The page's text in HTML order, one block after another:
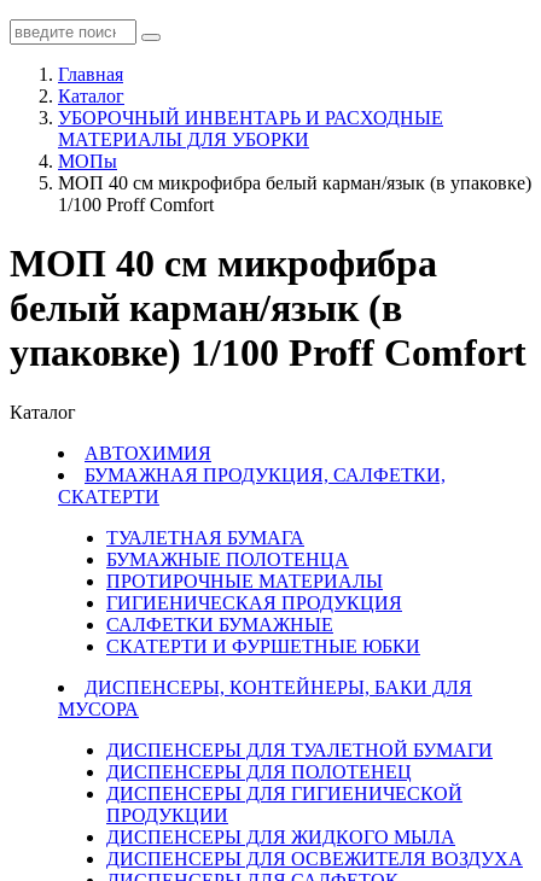
Главная
Каталог
УБОРОЧНЫЙ ИНВЕНТАРЬ И РАСХОДНЫЕ
МАТЕРИАЛЫ ДЛЯ УБОРКИ
МОПы
МОП 40 см микрофибра белый карман/язык (в упаковке)
1/100 Proff Comfort
МОП 40 см микрофибра
белый карман/язык (в
упаковке) 1/100 Proff Comfort
Каталог
АВТОХИМИЯ
БУМАЖНАЯ ПРОДУКЦИЯ, САЛФЕТКИ,
СКАТЕРТИ
ТУАЛЕТНАЯ БУМАГА
БУМАЖНЫЕ ПОЛОТЕНЦА
ПРОТИРОЧНЫЕ МАТЕРИАЛЫ
ГИГИЕНИЧЕСКАЯ ПРОДУКЦИЯ
САЛФЕТКИ БУМАЖНЫЕ
СКАТЕРТИ И ФУРШЕТНЫЕ ЮБКИ
ДИСПЕНСЕРЫ, КОНТЕЙНЕРЫ, БАКИ ДЛЯ
МУСОРА
ДИСПЕНСЕРЫ ДЛЯ ТУАЛЕТНОЙ БУМАГИ
ДИСПЕНСЕРЫ ДЛЯ ПОЛОТЕНЕЦ
ДИСПЕНСЕРЫ ДЛЯ ГИГИЕНИЧЕСКОЙ
ПРОДУКЦИИ
ДИСПЕНСЕРЫ ДЛЯ ЖИДКОГО МЫЛА
ДИСПЕНСЕРЫ ДЛЯ ОСВЕЖИТЕЛЯ ВОЗДУХА